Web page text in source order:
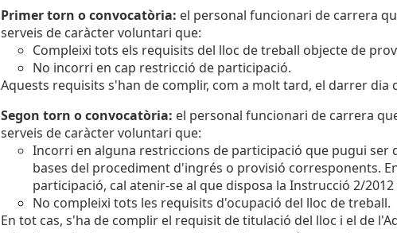
Primer torn o convocatòria: el personal funcionari de carrera
serveis de caràcter voluntari que:
Compleixi tots els requisits del lloc de treball objecte de
No incorri en cap restricció de participació.
Aquests requisits s'han de complir, com a molt tard, el darrer dia
Segon torn o convocatòria: el personal funcionari de carrera
serveis de caràcter voluntari que:
Incorri en alguna restriccions de participació que pugui ser
bases del procediment d'ingrés o provisió corresponents.
participació, cal atenir-se al que disposa la Instrucció 2/
No compleixi tots les requisits d'ocupació del lloc de treball.
En tot cas, s'ha de complir el requisit de titulació del lloc i el de